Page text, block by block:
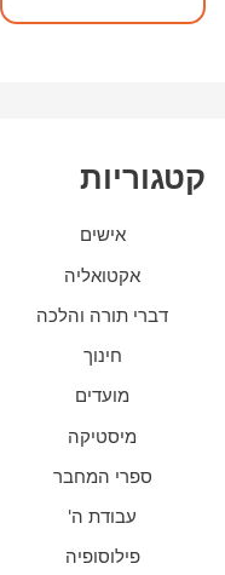
קטגוריות
אישים
אקטואליה
דברי תורה והלכה
חינוך
מועדים
מיסטיקה
ספרי המחבר
עבודת ה'
פילוסופיה